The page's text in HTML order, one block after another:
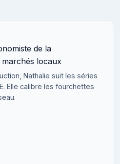
de la
locaux
Nathalie suit les séries
Elle calibre les fourchettes